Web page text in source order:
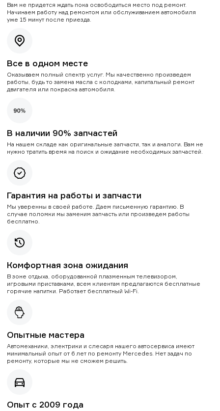
Вам не придется ждать пока освободиться место под ремонт.
Начинаем работу над ремонтом или обслуживанием автомобиля
уже 15 минут после приезда.
Все в одном месте
Оказываем полный спектр услуг. Мы качественно произведем
работы, будь то замена масла с колодками, капитальный ремонт
двигателя или покраска автомобиля.
В наличии 90% запчастей
На нашем складе как оригинальные запчасти, так и аналоги. Вам не
нужно тратить время на поиск и ожидание необходимых запчастей.
Гарантия на работы и запчасти
Мы уверенны в своей работе. Даем письменную гарантию. В
случае поломки мы заменим запчасть или произведем работы
бесплатно.
Комфортная зона ожидания
В зоне отдыха, оборудованной плазменным телевизором,
игровыми приставками, всем клиентам предлагаются бесплатные
горячие напитки. Работает бесплатный Wi-Fi.
Опытные мастера
Автомеханики, электрики и слесаря нашего автосервиса имеют
минимальный опыт от 6 лет по ремонту Mercedes. Нет задач по
ремонту, которые мы не сможем решить.
Опыт с 2009 года